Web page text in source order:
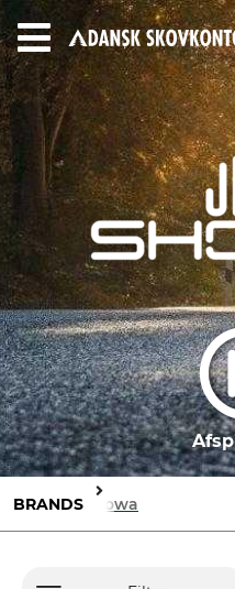
BRANDS Showa